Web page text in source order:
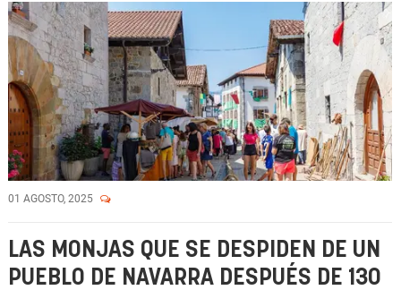
01 AGOSTO, 2025
LAS MONJAS QUE SE DESPIDEN DE UN
PUEBLO DE NAVARRA DESPUÉS DE 130